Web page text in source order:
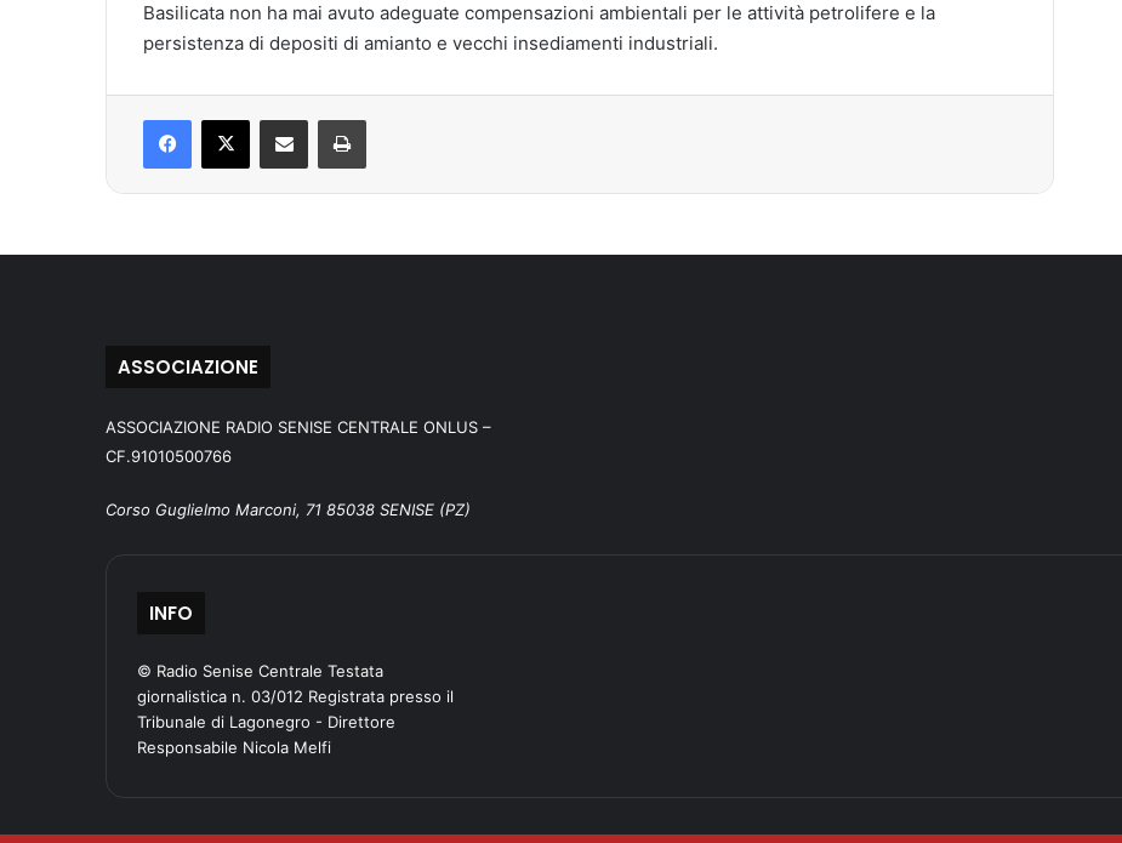
Basilicata non ha mai avuto adeguate compensazioni ambientali per le attività petrolifere e la
persistenza di depositi di amianto e vecchi insediamenti industriali.
ASSOCIAZIONE
ASSOCIAZIONE RADIO SENISE CENTRALE ONLUS –
CF.91010500766
Corso Guglielmo Marconi, 71 85038 SENISE (PZ)
INFO
© Radio Senise Centrale Testata
giornalistica n. 03/012 Registrata presso il
Tribunale di Lagonegro - Direttore
Responsabile Nicola Melfi